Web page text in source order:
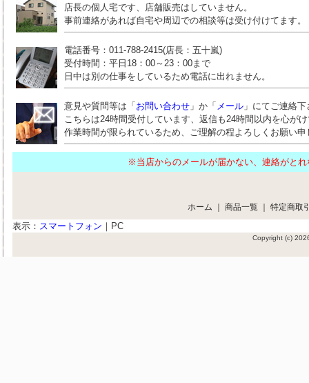
店長の個人宅です、店舗販売はしていません。
事前連絡があれば自宅や周辺での相談等は受け付けてます。
電話番号：011-788-2415(店長：五十嵐)
受付時間：平日18：00～23：00まで
日中は別の仕事をしているため電話に出れません。
意見や質問等は「 お問い合わせ 」か「 メール 」にてご連絡
こちらは24時間受付しています、返信も24時間以内を心が
作業時間が限られているため、ご理解の程よろしくお願い申
※当店からのメールが届かない、連絡が
ホーム ｜ 商品一覧 ｜ 特定商取
表示： スマートフォン ｜ PC
Copyright (c)